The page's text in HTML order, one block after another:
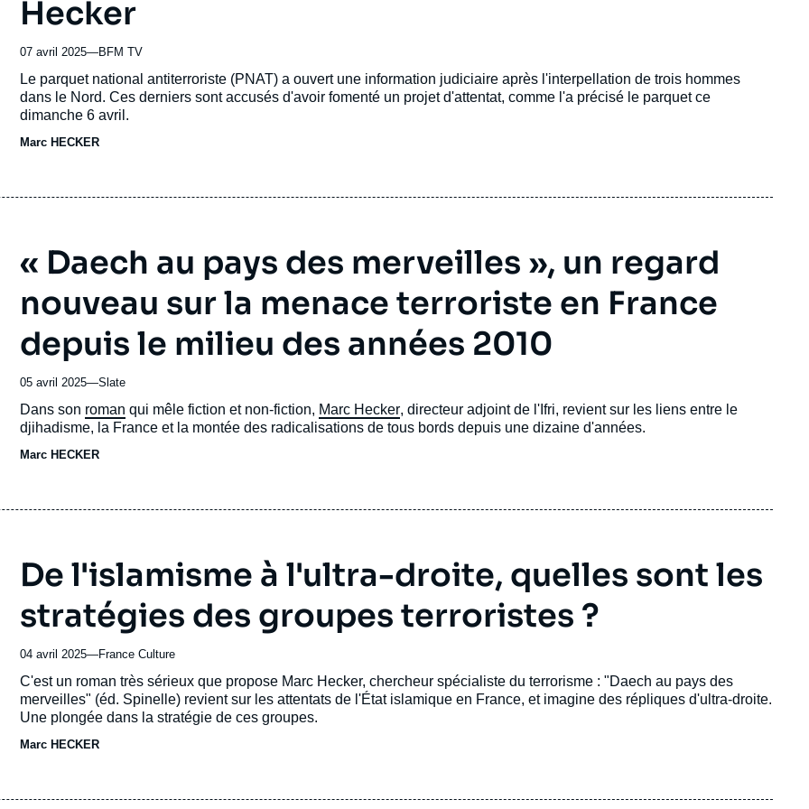
Hecker
07 avril 2025—Nom
journal,
revue
ou
émission
BFM TV
Accroche
Le parquet national antiterroriste (PNAT) a ouvert une information judiciaire après l'interpellation de trois hommes
dans le Nord. Ces derniers sont accusés d'avoir fomenté un projet d'attentat, comme l'a précisé le parquet ce
dimanche 6 avril.
Marc HECKER
« Daech au pays des merveilles », un regard
nouveau sur la menace terroriste en France
depuis le milieu des années 2010
05 avril 2025—Nom
journal,
revue
ou
Slate
Accroche
Dans son roman qui mêle fiction et non-fiction, Marc Hecker, directeur adjoint de l'Ifri, revient sur les liens entre le
djihadisme, la France et la montée des radicalisations de tous bords depuis une dizaine d'années.
Marc HECKER
De l'islamisme à l'ultra-droite, quelles sont les
stratégies des groupes terroristes ?
04 avril 2025—Nom
journal,
revue
ou
émission
France Culture
Accroche
C'est un roman très sérieux que propose Marc Hecker, chercheur spécialiste du terrorisme : "Daech au pays des
merveilles" (éd. Spinelle) revient sur les attentats de l'État islamique en France, et imagine des répliques d'ultra-droite.
Une plongée dans la stratégie de ces groupes.
Marc HECKER